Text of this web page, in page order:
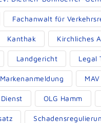
Fachanwalt für
Kanthak Kirchliches
Landgericht Legal
Markenanmeldung MAV
OLG Hamm